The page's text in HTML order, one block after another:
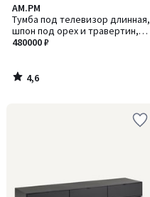
AM.PM
Тумба под телевизор длинная,
шпон под орех и травертин,
Jakto / Джакто
480000 ₽
4,6
/ 5
4,6
/